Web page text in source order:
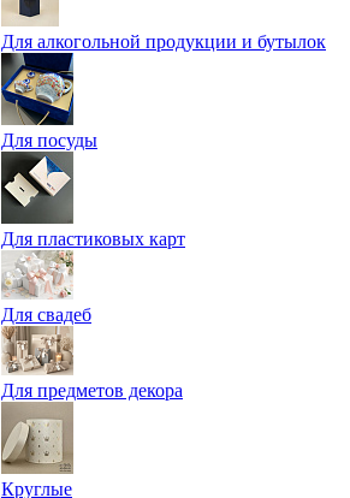
Для алкогольной продукции и бутылок
Для посуды
Для пластиковых карт
Для свадеб
Для предметов декора
Круглые